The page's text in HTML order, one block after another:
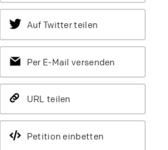
Auf Twitter teilen
Per E-Mail versenden
URL teilen
Petition einbetten